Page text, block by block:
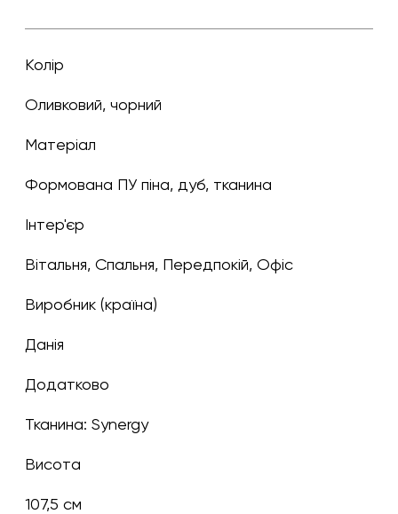
Колір
оливковий, чорний
Матеріал
формована ПУ піна, дуб, тканина
Інтер'єр
Вітальня, Спальня, Передпокій, Офіс
Виробник (країна)
Данія
Додатково
Тканина: Synergy
Висота
107,5 см